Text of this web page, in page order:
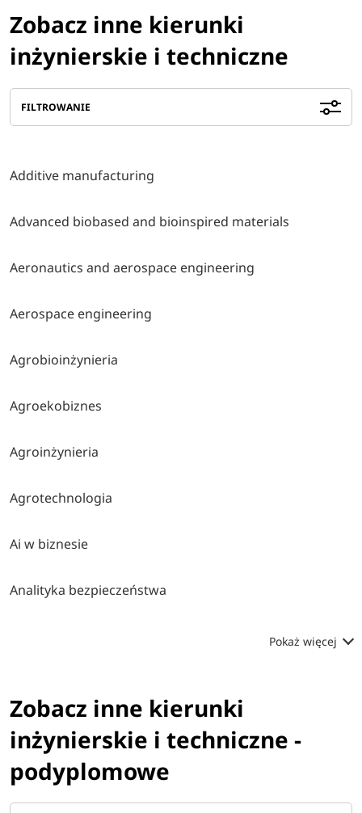
Zobacz inne kierunki
inżynierskie i techniczne
FILTROWANIE
Additive manufacturing
Advanced biobased and bioinspired materials
Aeronautics and aerospace engineering
Aerospace engineering
Agrobioinżynieria
Agroekobiznes
Agroinżynieria
Agrotechnologia
Ai w biznesie
Analityka bezpieczeństwa
Pokaż więcej
Zobacz inne kierunki
inżynierskie i techniczne -
podyplomowe